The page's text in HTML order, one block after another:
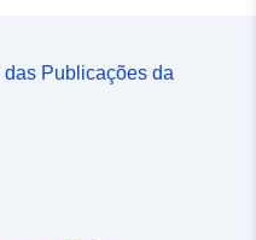
das Publicações da